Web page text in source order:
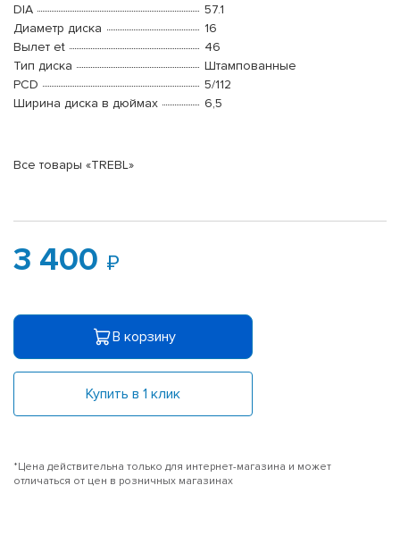
DIA
57.1
Диаметр диска
16
Вылет et
46
Тип диска
Штампованные
PCD
5/112
Ширина диска в дюймах
6,5
Все товары «TREBL»
3 400
В корзину
Купить в 1 клик
*Цена действительна только для интернет-магазина и может
отличаться от цен в розничных магазинах